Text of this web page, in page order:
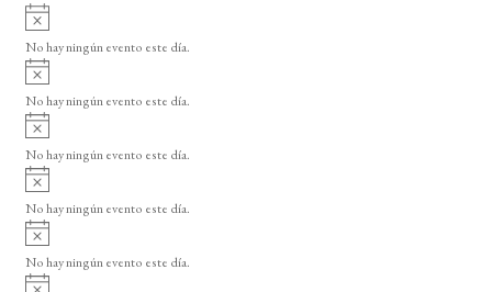
e
E
v
e
n
t
o
s
o
A
v
i
o
No hay ningún evento este día.
A
v
i
o
No hay ningún evento este día.
A
v
i
o
No hay ningún evento este día.
A
v
i
o
No hay ningún evento este día.
A
v
i
No hay ningún evento este día.
A